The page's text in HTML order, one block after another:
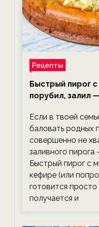
Рецепты
Быстрый пирог
порубил, залил
Если в твоей
баловать родных
совершенно не
заливного
Быстрый пирог с
кефире (или
готовится
получается и